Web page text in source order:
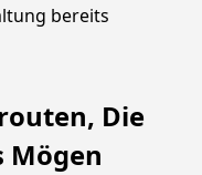
bereits
Die
Mögen